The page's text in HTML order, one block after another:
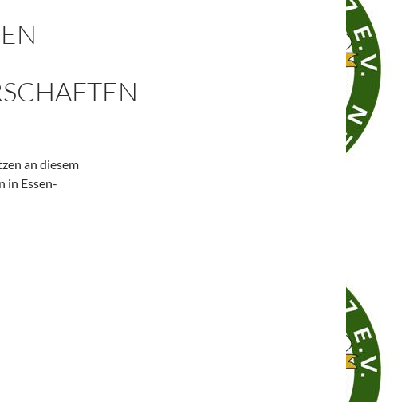
an diesem
in Essen-